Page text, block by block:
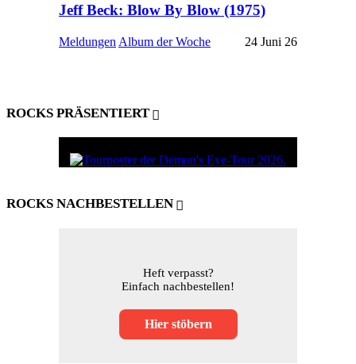
Jeff Beck: Blow By Blow (1975)
Meldungen Album der Woche 24 Juni 26
ROCKS PRÄSENTIERT
ROCKS NACHBESTELLEN
Heft verpasst?
Einfach nachbestellen!
Hier stöbern